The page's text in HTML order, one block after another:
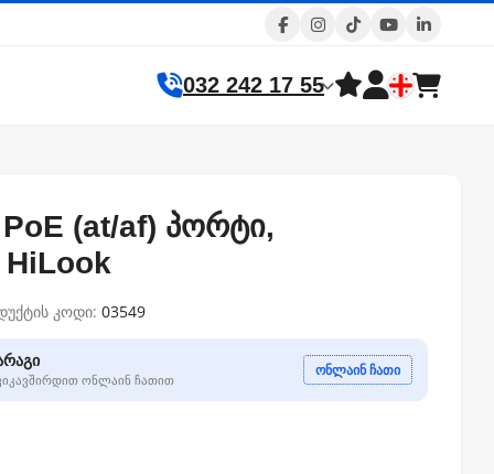
032 242 17 55
PoE (at/af) პორტი,
კოდი: 03549
ონლაინ ჩათით
ონლაინ ჩათი